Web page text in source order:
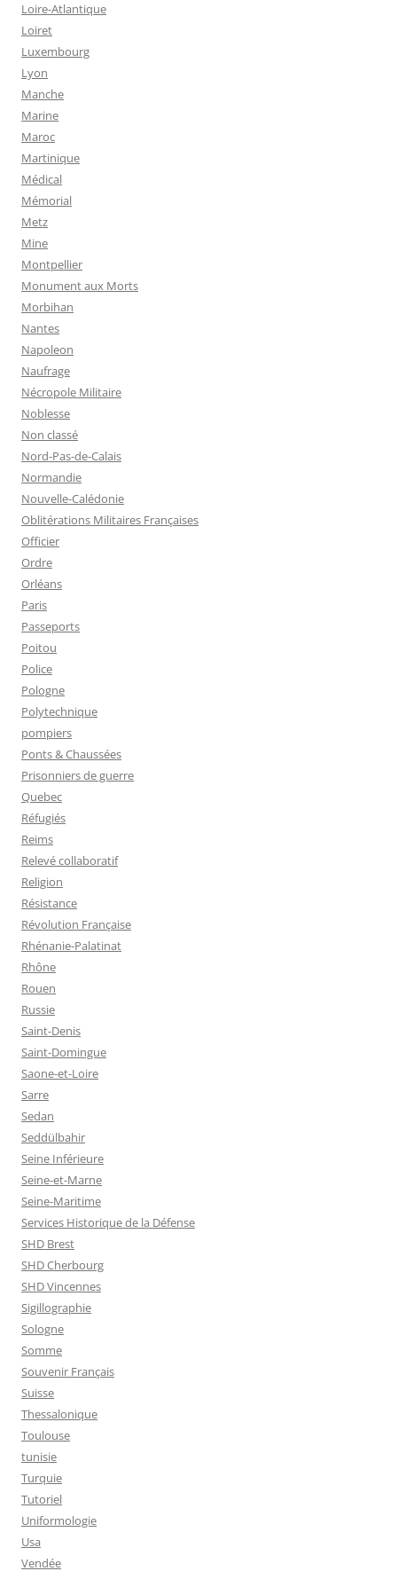
Loire-Atlantique
Loiret
Luxembourg
Lyon
Manche
Marine
Maroc
Martinique
Médical
Mémorial
Metz
Mine
Montpellier
Monument aux Morts
Morbihan
Nantes
Napoleon
Naufrage
Nécropole Militaire
Noblesse
Non classé
Nord-Pas-de-Calais
Normandie
Nouvelle-Calédonie
Oblitérations Militaires Françaises
Officier
Ordre
Orléans
Paris
Passeports
Poitou
Police
Pologne
Polytechnique
pompiers
Ponts & Chaussées
Prisonniers de guerre
Quebec
Réfugiés
Reims
Relevé collaboratif
Religion
Résistance
Révolution Française
Rhénanie-Palatinat
Rhône
Rouen
Russie
Saint-Denis
Saint-Domingue
Saone-et-Loire
Sarre
Sedan
Seddülbahir
Seine Inférieure
Seine-et-Marne
Seine-Maritime
Services Historique de la Défense
SHD Brest
SHD Cherbourg
SHD Vincennes
Sigillographie
Sologne
Somme
Souvenir Français
Suisse
Thessalonique
Toulouse
tunisie
Turquie
Tutoriel
Uniformologie
Usa
Vendée